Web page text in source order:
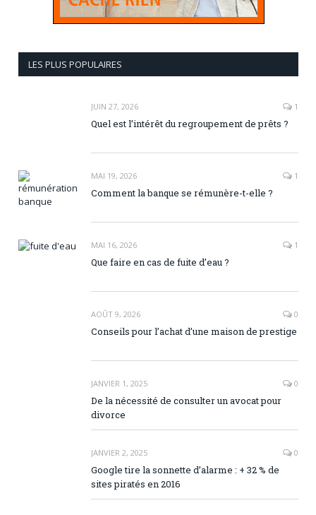
LES PLUS POPULAIRES
JUIN 27, 2026 1
Quel est l’intérêt du regroupement de prêts ?
MAI 19, 2026 1
Comment la banque se rémunère-t-elle ?
MAI 16, 2026 1
Que faire en cas de fuite d’eau ?
AOÛT 9, 2026 0
Conseils pour l’achat d’une maison de prestige
JANVIER 1, 2025 0
De la nécessité de consulter un avocat pour
divorce
JANVIER 2, 2025 0
Google tire la sonnette d’alarme : + 32 % de
sites piratés en 2016